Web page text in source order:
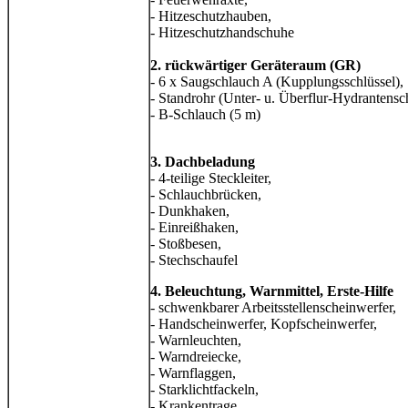
- Hitzeschutzhauben,
- Hitzeschutzhandschuhe
2. rückwärtiger Geräteraum (GR)
- 6 x Saugschlauch A (Kupplungsschlüssel),
- Standrohr (Unter- u. Überflur-
- B-Schlauch (5 m)
3. Dachbeladung
- 4-teilige Steckleiter,
- Schlauchbrücken,
- Dunkhaken,
- Einreißhaken,
- Stoßbesen,
- Stechschaufel
4. Beleuchtung, Warnmittel, Erste-Hilfe
- schwenkbarer Arbeitsstellenscheinwerfer,
- Handscheinwerfer, Kopfscheinwerfer,
- Warnleuchten,
- Warndreiecke,
- Warnflaggen,
- Starklichtfackeln,